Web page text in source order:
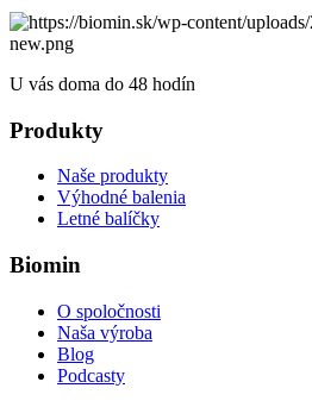
U vás doma do 48 hodín
Produkty
Naše produkty
Výhodné balenia
Letné balíčky
Biomin
O spoločnosti
Naša výroba
Blog
Podcasty